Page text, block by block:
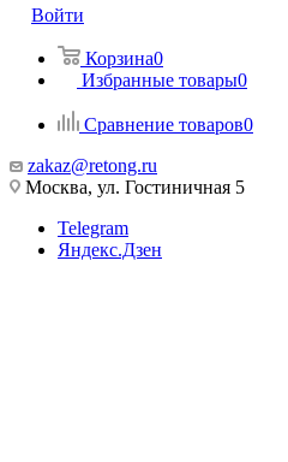
Войти
Корзина0
Избранные товары0
Сравнение товаров0
zakaz@retong.ru
Москва, ул. Гостиничная 5
Telegram
Яндекс.Дзен